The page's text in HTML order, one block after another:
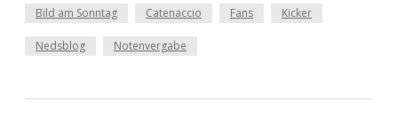
Bild am Sonntag Catenaccio Fans Kicker
Nedsblog Notenvergabe